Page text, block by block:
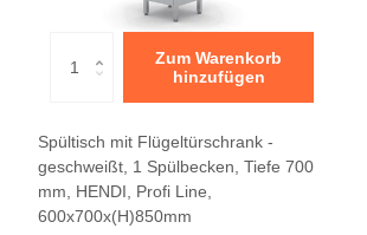
Zum Warenkorb
hinzufügen
Spültisch mit Flügeltürschrank -
geschweißt, 1 Spülbecken, Tiefe 700
mm, HENDI, Profi Line,
600x700x(H)850mm